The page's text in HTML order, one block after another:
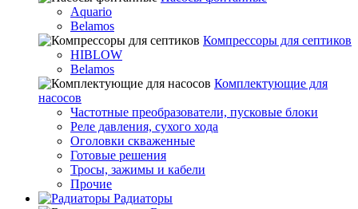
Aquario
Belamos
Компрессоры для септиков
HIBLOW
Belamos
Комплектующие для
насосов
Частотные преобразователи, пусковые блоки
Реле давления, сухого хода
Оголовки скваженные
Готовые решения
Тросы, зажимы и кабели
Прочие
Радиаторы